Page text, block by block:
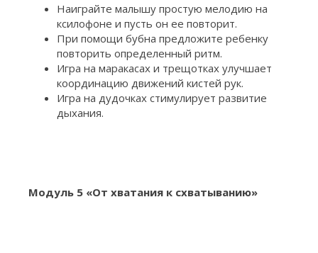
Наиграйте малышу простую мелодию на
ксилофоне и пусть он ее повторит.
При помощи бубна предложите ребенку
повторить определенный ритм.
Игра на маракасах и трещотках улучшает
координацию движений кистей рук.
Игра на дудочках стимулирует развитие
дыхания.
Модуль 5 «От хватания к схватыванию»